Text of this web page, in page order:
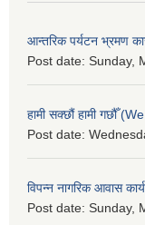
आन्तरिक पर्यटन भ्रमण
Post date: Sunday,
हामी सक्छौं हामी गछौँ
Post date:
विपन्न नागरिक आवास
Post date: Sunday,